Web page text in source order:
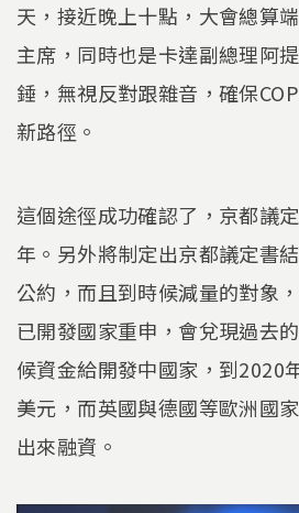
天，接近晚上十點，大會總算
主席，同時也是卡達副總理阿
錘，無視反對跟雜音，確保
新路徑。
這個途徑成功確認了，京都議
年。另外將制定出京都議定書
公約，而且到時候減量的對象
已開發國家重申，會兌現過去
候資金給開發中國家，到2020
美元，而英國與德國等歐洲國
出來融資。